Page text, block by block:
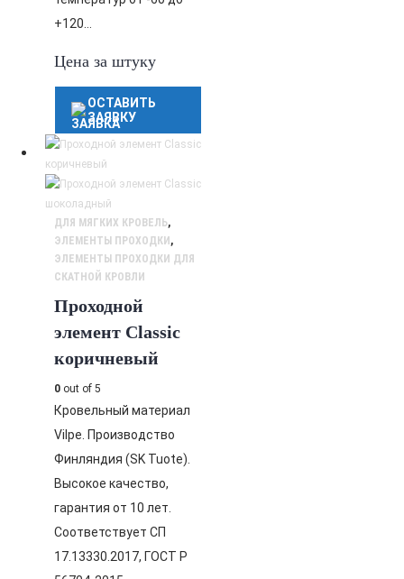
+120…
Цена за штуку
ОСТАВИТЬ
ЗАЯВКУ
ДЛЯ МЯГКИХ КРОВЕЛЬ,
ЭЛЕМЕНТЫ ПРОХОДКИ,
ЭЛЕМЕНТЫ ПРОХОДКИ ДЛЯ
СКАТНОЙ КРОВЛИ
Проходной
элемент Classic
коричневый
0 out of 5
Кровельный материал
Vilpe. Производство
Финляндия (SK Tuote).
Высокое качество,
гарантия от 10 лет.
Соответствует СП
17.13330.2017, ГОСТ Р